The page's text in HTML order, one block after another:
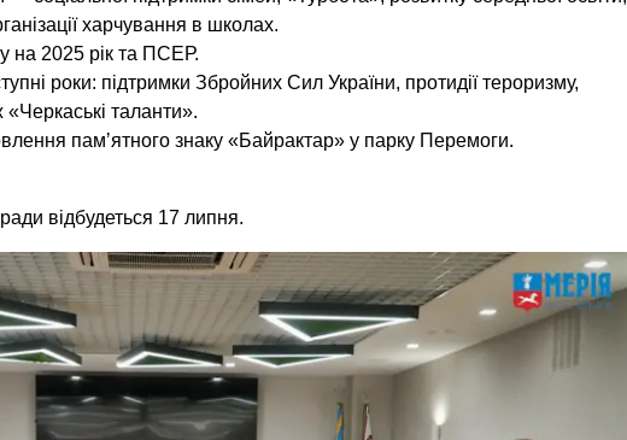
харчування в школах.
на 2025 рік та ПСЕР.
роки: підтримки Збройних Сил України, протидії тероризму,
«Черкаські таланти».
памʼятного знаку «Байрактар» у парку Перемоги.
відбудеться 17 липня.